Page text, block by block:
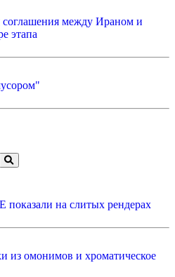
соглашения между Ираном и
этапа
показали на слитых рендерах
из омонимов и хроматическое